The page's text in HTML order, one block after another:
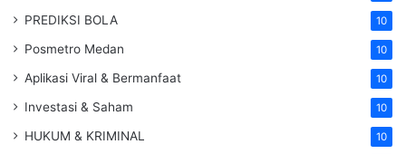
PREDIKSI BOLA 10
Posmetro Medan 10
Aplikasi Viral & Bermanfaat 10
Investasi & Saham 10
HUKUM & KRIMINAL 10